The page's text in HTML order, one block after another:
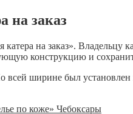
на заказ
на заказ». Владельцу
конструкцию и
ширине был